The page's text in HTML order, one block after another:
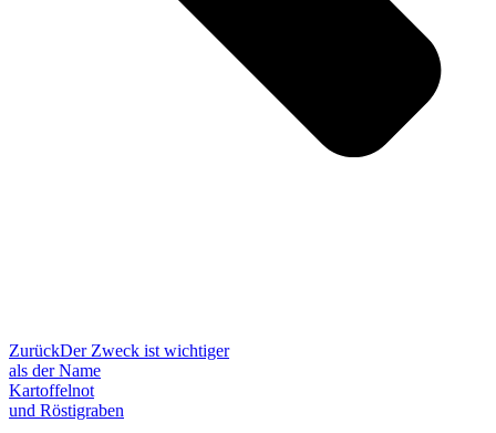
ZurückDer Zweck ist wichtiger
als der Name
Kartoffelnot
und Röstigraben